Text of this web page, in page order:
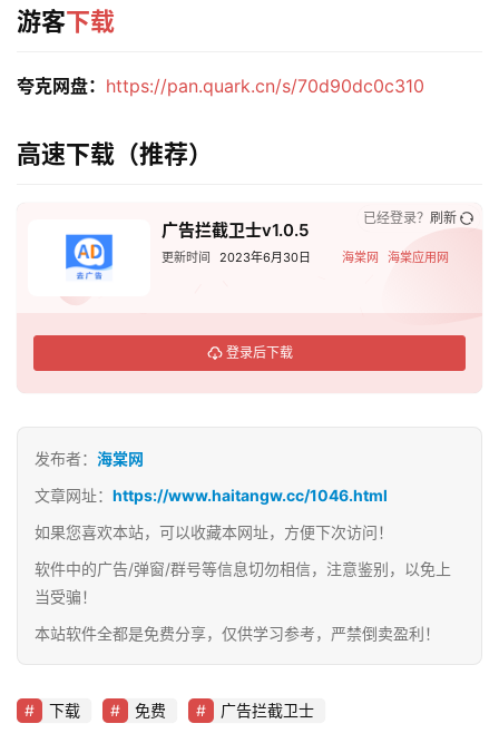
游客下载
夸克网盘： https://pan.quark.cn/s/70d90dc0c310
高速下载（推荐）
广告拦截卫士v1.0.5
更新时间 2023年6月30日 海棠网 海棠应用网
登录后下载
已经登录？ 刷新
发布者： 海棠网
文章网址： https://www.haitangw.cc/1046.html
如果您喜欢本站，可以收藏本网址，方便下次访问！
软件中的广告/弹窗/群号等信息切勿相信，注意鉴别，以免上
当受骗！
本站软件全都是免费分享，仅供学习参考，严禁倒卖盈利！
下载 免费 广告拦截卫士